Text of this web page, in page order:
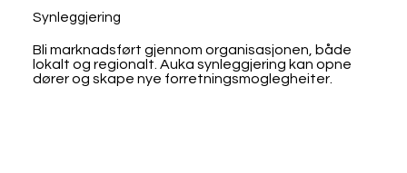
Bli marknadsført gjennom organisasjonen, både
lokalt og regionalt. Auka synleggjering kan opne
dører og skape nye forretningsmoglegheiter.
Synleggjering